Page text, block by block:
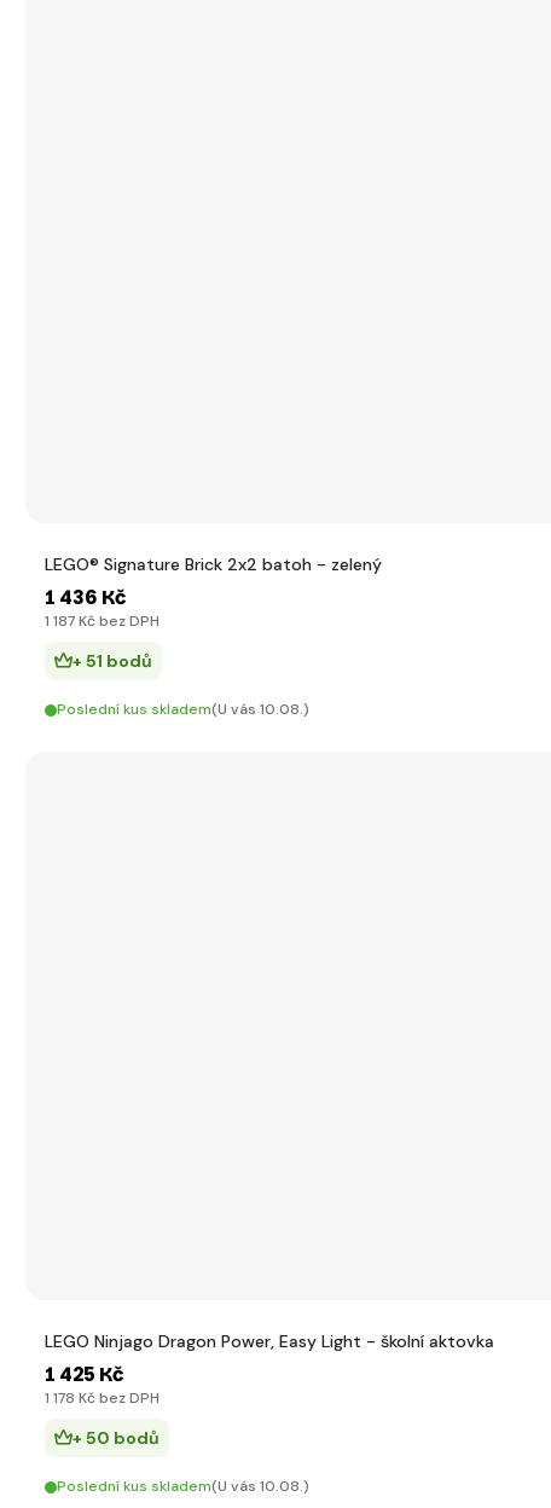
LEGO® Signature Brick 2x2 batoh - zelený
1 436 Kč
1 187 Kč bez DPH
+ 51 bodů
Poslední kus skladem(U vás 10.08.)
LEGO Ninjago Dragon Power, Easy Light - školní aktovka
1 425 Kč
1 178 Kč bez DPH
+ 50 bodů
Poslední kus skladem(U vás 10.08.)